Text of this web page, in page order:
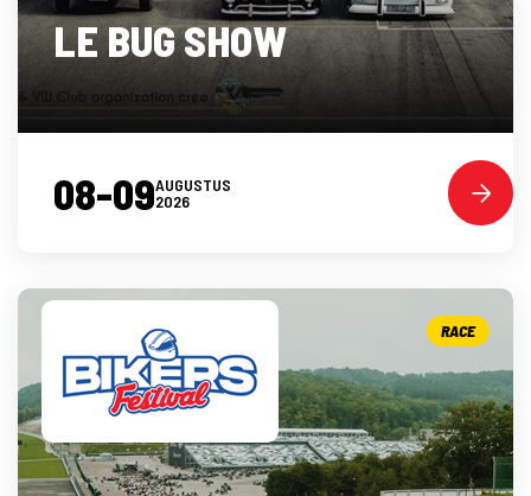
LE BUG SHOW
08-09AUGUSTUS
2026
RACE